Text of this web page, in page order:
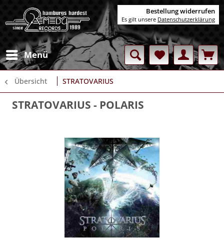
Menü
Übersicht STRATOVARIUS
STRATOVARIUS - POLARIS
Bestellung widerrufen
Es gilt unsere Datenschutzerklärung